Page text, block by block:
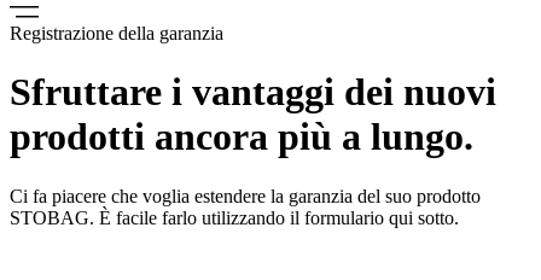
Registrazione della garanzia
Sfruttare i vantaggi dei nuovi
prodotti ancora più a lungo.
Ci fa piacere che voglia estendere la garanzia del suo prodotto
STOBAG. È facile farlo utilizzando il formulario qui sotto.